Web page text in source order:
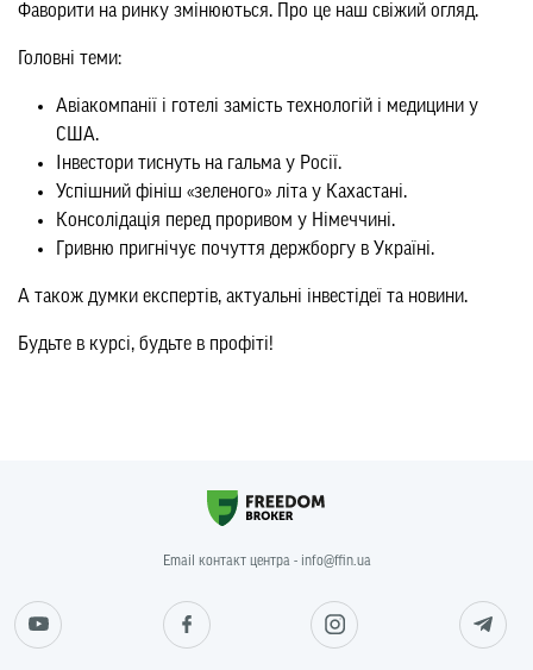
Фаворити на ринку змінюються. Про це наш свіжий огляд.
Головні теми:
Авіакомпанії і готелі замість технологій і медицини у
США.
Інвестори тиснуть на гальма у Росії.
Успішний фініш «зеленого» літа у Кахастані.
Консолідація перед проривом у Німеччині.
Гривню пригнічує почуття держборгу в Україні.
А також думки експертів, актуальні інвестідеї та новини.
Будьте в курсі, будьте в профіті!
Email контакт центра - info@ffin.ua